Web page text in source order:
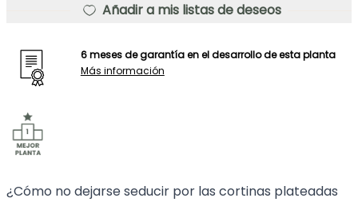
Añadir a mis listas de deseos
6 meses de garantía en el desarrollo de esta planta
Más información
¿Cómo no dejarse seducir por las cortinas plateadas